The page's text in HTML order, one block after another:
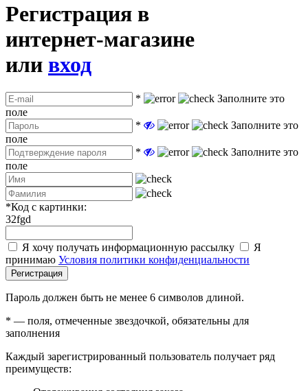
Регистрация в
интернет-магазине
или вход
*
Заполните это
поле
*
Заполните это
поле
*
Заполните это
поле
*Код с картинки:
32fgd
Я хочу получать информационную рассылку
Я
принимаю Условия политики конфиденциальности
Регистрация
Пароль должен быть не менее 6 символов длиной.
* — поля, отмеченные звездочкой, обязательны для
заполнения
Каждый зарегистрированный пользователь получает ряд
преимуществ: